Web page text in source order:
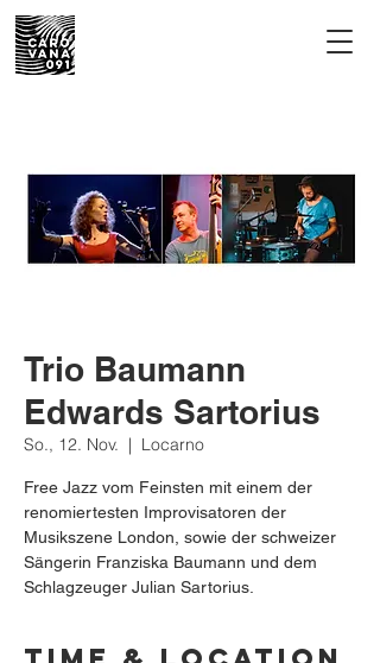
Trio Baumann
Edwards Sartorius
So., 12. Nov.
  |
Locarno
Free Jazz vom Feinsten mit einem der
renomiertesten Improvisatoren der
Musikszene London, sowie der schweizer
Sängerin Franziska Baumann und dem
Schlagzeuger Julian Sartorius.